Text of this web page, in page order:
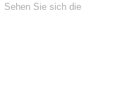
Sehen Sie sich die